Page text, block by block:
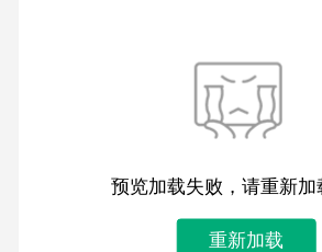
预览加载失败，请重新加
重新加载